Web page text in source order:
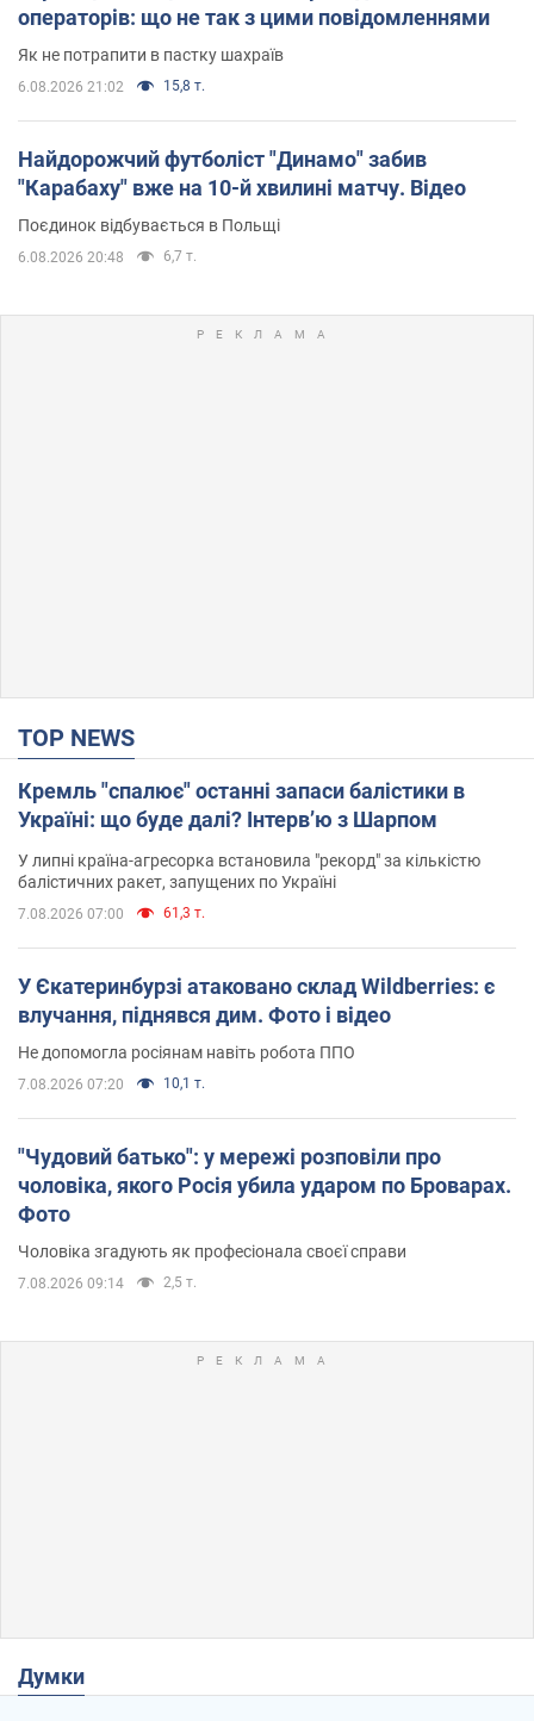
операторів: що не так з цими повідомленнями
Як не потрапити в пастку шахраїв
6.08.2026 21:02 15,8 т.
Найдорожчий футболіст "Динамо" забив
"Карабаху" вже на 10-й хвилині матчу. Відео
Поєдинок відбувається в Польщі
6.08.2026 20:48 6,7 т.
TOP NEWS
Кремль "спалює" останні запаси балістики в
Україні: що буде далі? Інтерв’ю з Шарпом
У липні країна-агресорка встановила "рекорд" за кількістю
балістичних ракет, запущених по Україні
7.08.2026 07:00 61,3 т.
У Єкатеринбурзі атаковано склад Wildberries: є
влучання, піднявся дим. Фото і відео
Не допомогла росіянам навіть робота ППО
7.08.2026 07:20 10,1 т.
"Чудовий батько": у мережі розповіли про
чоловіка, якого Росія убила ударом по Броварах.
Фото
Чоловіка згадують як професіонала своєї справи
7.08.2026 09:14 2,5 т.
Думки